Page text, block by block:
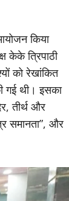
किया
केके त्रिपाठी
को रेखांकित
गई थी। इसका
तीर्थ और
समानता”, और